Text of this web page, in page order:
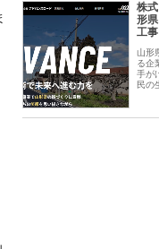
株
形
工
山形
る企
手が
民の